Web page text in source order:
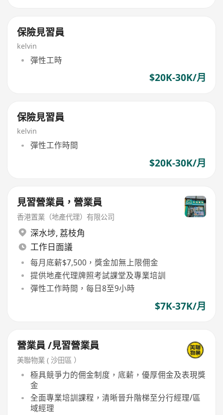
保險見習員
kelvin
彈性工時
$20K-30K/月
保險見習員
kelvin
彈性工作時間
$20K-30K/月
見習營業員，營業員
香港置業（地產代理）有限公司
深水埗, 荔枝角
工作日面議
每月底薪$7,500，獎金加無上限佣金
提供地產代理牌照考試課堂及專業培訓
彈性工作時間，每日8至9小時
$7K-37K/月
營業員 /見習營業員
美聯物業 ( 沙田區 ）
極具競爭力的佣金制度，底薪，優厚佣金及表現獎
金
全面專業培訓課程，清晰晉升階梯至分行經理/區
域經理